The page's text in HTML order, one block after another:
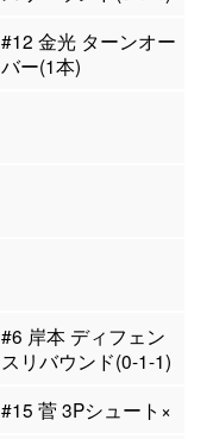
#12 金光 ターンオー
バー(1本)
#6 岸本 ディフェン
スリバウンド(0-1-1)
#15 菅 3Pシュート×